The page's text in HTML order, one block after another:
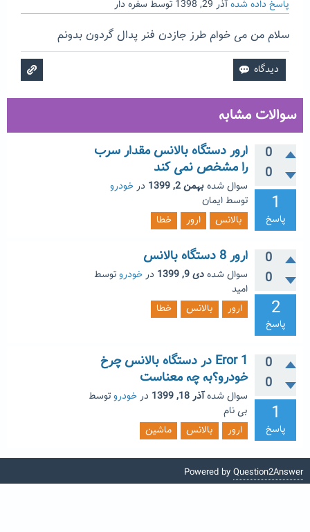
پاسخ داده شدهآذر 29, 1398 توسط سفره دار
سلام من می خوام طرز جازدن فنر پدال گردون بدونم
سوالات مشابه
0
0
1
پاسخ
ارور دستگاه بالانس مقدار سرب
را مشخص نمی کند
سوال شدهبهمن 2, 1399 درخودرو
توسط ایمان
بالانس
ارور خطا
0
0
2
پاسخ
ارور 8 دستگاه بالانس
سوال شدهدی 9, 1399 درخودروتوسط
امید
ارور
بالانس خطا
0
0
1
پاسخ
Eror 1 در دستگاه بالانس چرخ
خودرو؟به چه معناست
سوال شدهآذر 18, 1399 درخودروتوسط
بی نام
ارور
بالانس ماشین
Powered by Question2Answer